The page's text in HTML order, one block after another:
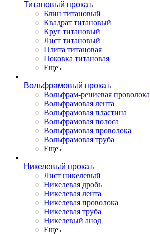
Титановый прокат
Блин титановый
Квадрат титановый
Круг титановый
Лист титановый
Плита титановая
Поковка титановая
Еще
Вольфрамовый прокат
Вольфрам-рениевая проволока
Вольфрамовая лента
Вольфрамовая пластина
Вольфрамовая полоса
Вольфрамовая проволока
Вольфрамовая труба
Еще
Никелевый прокат
Лист никелевый
Никелевая дробь
Никелевая лента
Никелевая проволока
Никелевая труба
Никелевый анод
Еще